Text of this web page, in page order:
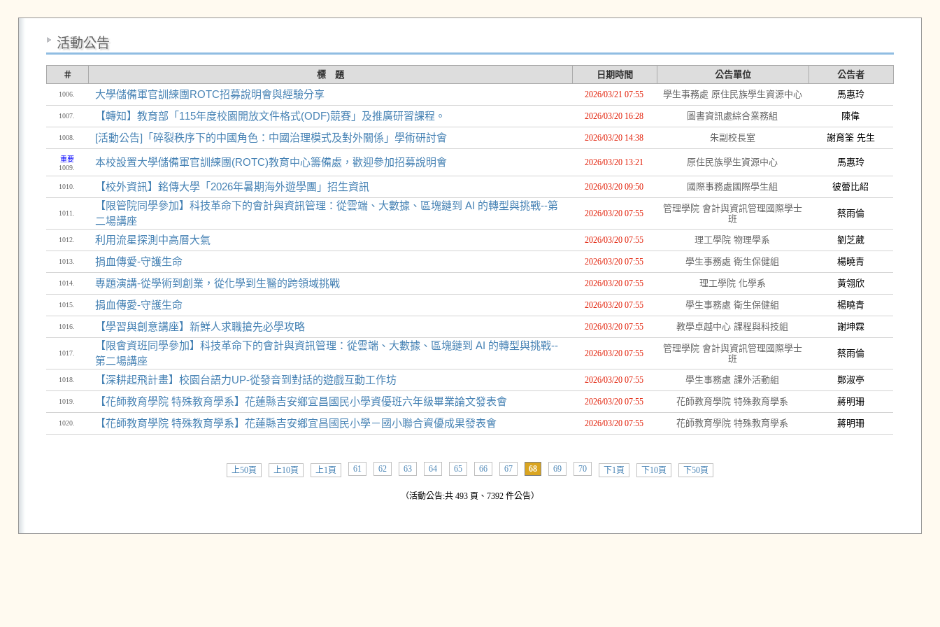
活動公告
＃ 標 題 日期時間 公告單位 公告者
1006. 大學儲備軍官訓練團ROTC招募說明會與經驗分享 2026/03/21 07:55 學生事務處 原住民族學生資源中心 馬惠玲
1007. 【轉知】教育部「115年度校園開放文件格式(ODF)競賽」及推廣研習課程。 2026/03/20 16:28 圖書資訊處綜合業務組 陳偉
1008. [活動公告]「碎裂秩序下的中國角色：中國治理模式及對外關係」學術研討會 2026/03/20 14:38 朱副校長室 謝育筌 先生
重要
1009.
本校設置大學儲備軍官訓練團(ROTC)教育中心籌備處，歡迎參加招募說明會 2026/03/20 13:21 原住民族學生資源中心 馬惠玲
1010. 【校外資訊】銘傳大學「2026年暑期海外遊學團」招生資訊 2026/03/20 09:50 國際事務處國際學生組 彼蕾比紹
1011.
【限管院同學參加】科技革命下的會計與資訊管理：從雲端、大數據、區塊鏈到 AI 的轉型與挑戰--第
二場講座
2026/03/20 07:55
管理學院 會計與資訊管理國際學士
班
蔡雨倫
1012. 利用流星探測中高層大氣 2026/03/20 07:55 理工學院 物理學系 劉芝葳
1013. 捐血傳愛-守護生命 2026/03/20 07:55 學生事務處 衛生保健組 楊曉青
1014. 專題演講-從學術到創業，從化學到生醫的跨領域挑戰 2026/03/20 07:55 理工學院 化學系 黃翎欣
1015. 捐血傳愛-守護生命 2026/03/20 07:55 學生事務處 衛生保健組 楊曉青
1016. 【學習與創意講座】新鮮人求職搶先必學攻略 2026/03/20 07:55 教學卓越中心 課程與科技組 謝坤霖
1017.
【限會資班同學參加】科技革命下的會計與資訊管理：從雲端、大數據、區塊鏈到 AI 的轉型與挑戰--
第二場講座
2026/03/20 07:55
管理學院 會計與資訊管理國際學士
班
蔡雨倫
1018. 【深耕起飛計畫】校園台語力UP-從發音到對話的遊戲互動工作坊 2026/03/20 07:55 學生事務處 課外活動組 鄭淑亭
1019. 【花師教育學院 特殊教育學系】花蓮縣吉安鄉宜昌國民小學資優班六年級畢業論文發表會 2026/03/20 07:55 花師教育學院 特殊教育學系 蔣明珊
1020. 【花師教育學院 特殊教育學系】花蓮縣吉安鄉宜昌國民小學－國小聯合資優成果發表會 2026/03/20 07:55 花師教育學院 特殊教育學系 蔣明珊
上50頁 上10頁 上1頁 61 62 63 64 65 66 67 68 69 70 下1頁 下10頁 下50頁
（活動公告:共 493 頁、7392 件公告）